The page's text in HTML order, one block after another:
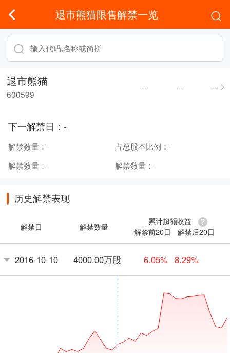
退市熊猫限售解禁一览
退市熊猫
600599
-- -- --
下一解禁日： -
解禁数量： - 占总股本比例： -
解禁数量： - 解禁数量： -
历史解禁表现
解禁日 解禁数量
累计超额收益
解禁前20日
解禁后20日
2016-10-10 4000.00万股 6.05% 8.29%